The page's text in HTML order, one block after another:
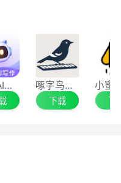
字狐AI写作 啄字鸟写作
下载